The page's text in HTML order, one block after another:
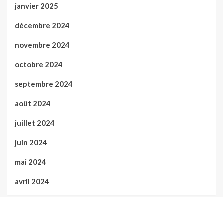
janvier 2025
décembre 2024
novembre 2024
octobre 2024
septembre 2024
août 2024
juillet 2024
juin 2024
mai 2024
avril 2024